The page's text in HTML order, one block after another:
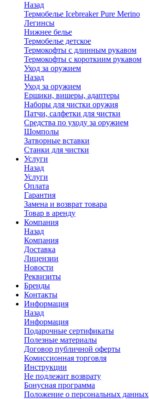
Назад
Термобелье Icebreaker Pure Merino
Легинсы
Нижнее белье
Термобелье детское
Термокофты с длинным рукавом
Термокофты с короткиим рукавом
Уход за оружием
Назад
Уход за оружием
Ершики, вишеры, адаптеры
Наборы для чистки оружия
Патчи, салфетки для чистки
Средства по уходу за оружием
Шомполы
Затворные вставки
Станки для чистки
Услуги
Назад
Услуги
Оплата
Гарантия
Замена и возврат товара
Товар в аренду
Компания
Назад
Компания
Доставка
Лицензии
Новости
Реквизиты
Бренды
Контакты
Информация
Назад
Информация
Подарочные сертификаты
Полезные материалы
Договор публичной оферты
Комиссионная торговля
Инструкции
Не подлежит возврату
Бонусная программа
Положение о персональных данных